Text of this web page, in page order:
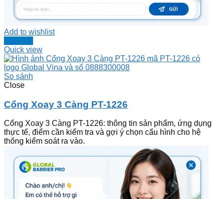
Add to wishlist
Đọc tiếp
Quick view
So sánh
Close
Cổng Xoay 3 Càng PT-1226
Cổng Xoay 3 Càng PT-1226: thông tin sản phẩm, ứng dụng
thực tế, điểm cần kiểm tra và gợi ý chọn cấu hình cho hệ
thống kiểm soát ra vào.